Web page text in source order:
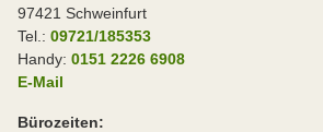
97421 Schweinfurt
Tel.: 09721/185353
Handy: 0151 2226 6908
E-Mail
Bürozeiten: